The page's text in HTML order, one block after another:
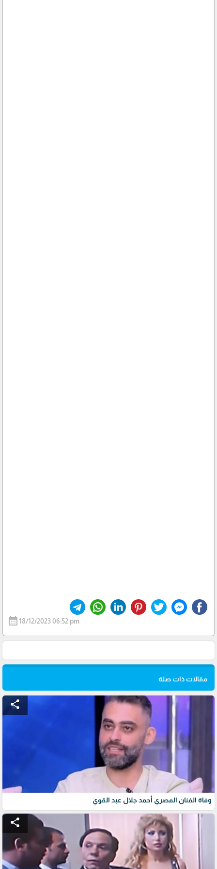
calendar_month 18/12/2023 06:52 pm
مقالات ذات صلة
share
وفاة الفنان المصري أحمد جلال عبد القوي
share